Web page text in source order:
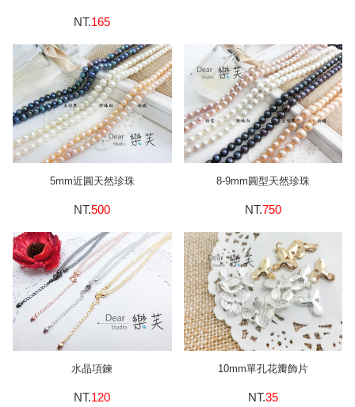
NT.165
5mm近圓天然珍珠
NT.500
8-9mm圓型天然珍珠
NT.750
水晶項鍊
NT.120
10mm單孔花瓣飾片
NT.35